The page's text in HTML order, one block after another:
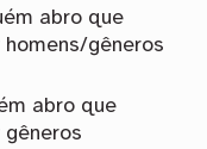
abro que
gêneros
abro que